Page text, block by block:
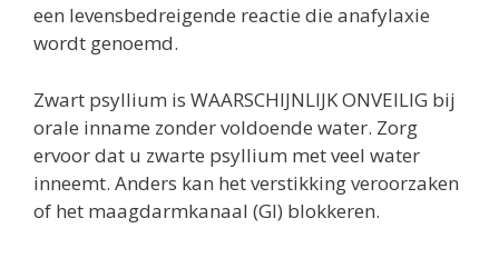
een levensbedreigende reactie die anafylaxie
wordt genoemd.
Zwart psyllium is WAARSCHIJNLIJK ONVEILIG bij
orale inname zonder voldoende water. Zorg
ervoor dat u zwarte psyllium met veel water
inneemt. Anders kan het verstikking veroorzaken
of het maagdarmkanaal (GI) blokkeren.